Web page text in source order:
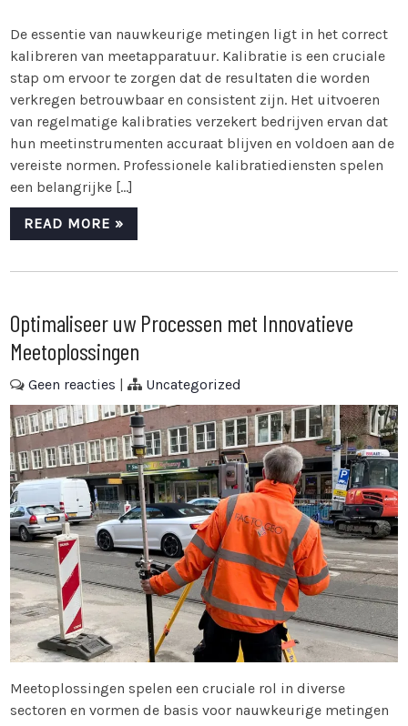
De essentie van nauwkeurige metingen ligt in het correct
kalibreren van meetapparatuur. Kalibratie is een cruciale
stap om ervoor te zorgen dat de resultaten die worden
verkregen betrouwbaar en consistent zijn. Het uitvoeren
van regelmatige kalibraties verzekert bedrijven ervan dat
hun meetinstrumenten accuraat blijven en voldoen aan de
vereiste normen. Professionele kalibratiediensten spelen
een belangrijke […]
READ MORE »
Optimaliseer uw Processen met Innovatieve
Meetoplossingen
Geen reacties | Uncategorized
Meetoplossingen spelen een cruciale rol in diverse
sectoren en vormen de basis voor nauwkeurige metingen